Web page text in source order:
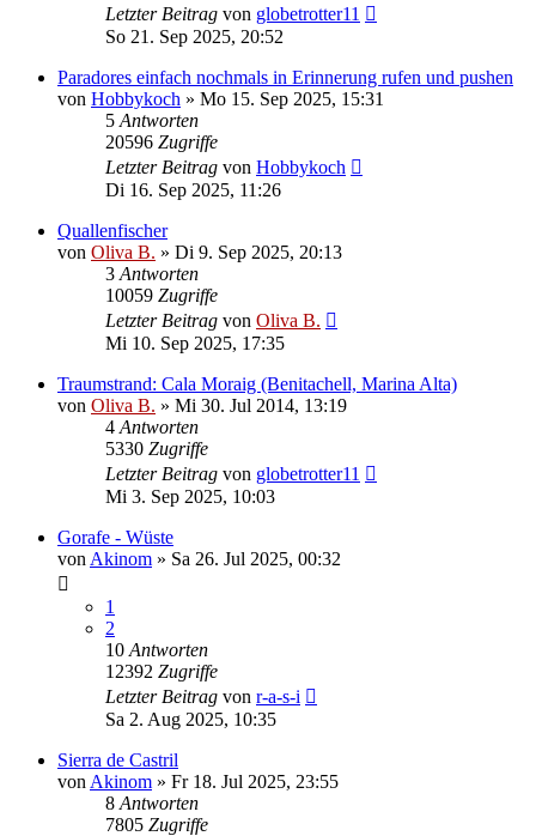
Letzter Beitrag von globetrotter11
So 21. Sep 2025, 20:52
Paradores einfach nochmals in Erinnerung rufen und pushen
von Hobbykoch » Mo 15. Sep 2025, 15:31
5 Antworten
20596 Zugriffe
Letzter Beitrag von Hobbykoch
Di 16. Sep 2025, 11:26
Quallenfischer
von Oliva B. » Di 9. Sep 2025, 20:13
3 Antworten
10059 Zugriffe
Letzter Beitrag von Oliva B.
Mi 10. Sep 2025, 17:35
Traumstrand: Cala Moraig (Benitachell, Marina Alta)
von Oliva B. » Mi 30. Jul 2014, 13:19
4 Antworten
5330 Zugriffe
Letzter Beitrag von globetrotter11
Mi 3. Sep 2025, 10:03
Gorafe - Wüste
von Akinom » Sa 26. Jul 2025, 00:32
1
2
10 Antworten
12392 Zugriffe
Letzter Beitrag von r-a-s-i
Sa 2. Aug 2025, 10:35
Sierra de Castril
von Akinom » Fr 18. Jul 2025, 23:55
8 Antworten
7805 Zugriffe